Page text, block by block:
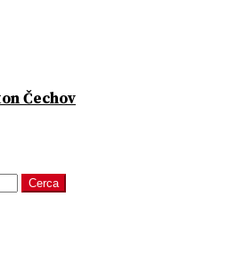
Čechov